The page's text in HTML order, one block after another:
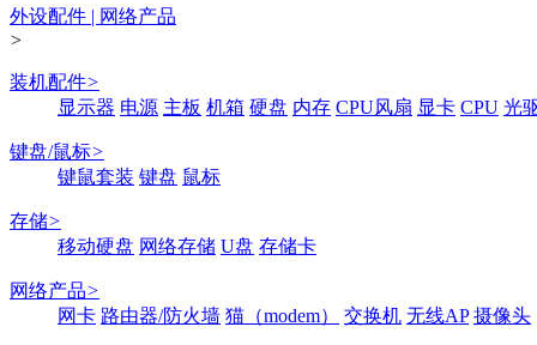
外设配件 | 网络产品
>
装机配件>
显示器 电源 主板 机箱 硬盘 内存 CPU风扇 显卡 CPU 光
键盘/鼠标>
键鼠套装 键盘 鼠标
存储>
移动硬盘 网络存储 U盘 存储卡
网络产品>
网卡 路由器/防火墙 猫（modem） 交换机 无线AP 摄像头